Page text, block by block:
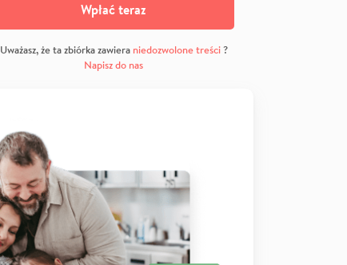
Wpłać teraz
Uważasz, że ta zbiórka zawiera niedozwolone treści?
Napisz do nas